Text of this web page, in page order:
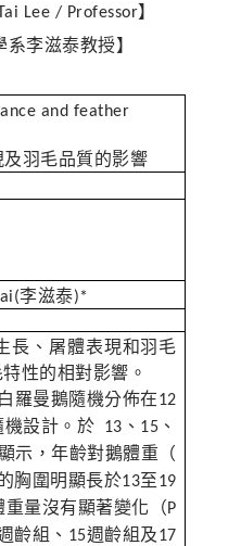
Lee / Professor】
李滋泰教授】
and feather
羽毛品質的影響
李滋泰)*
長、屠體表現和羽毛
性的相對影響。
羅曼鵝隨機分佈在12
機設計。於 13 、 15 、
示，年齡對鵝體重（
胸圍明顯長於13至19
量沒有顯著變化（P
齡組、 15週齡組及17